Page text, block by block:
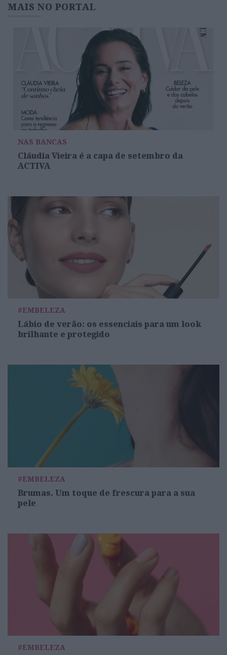
MAIS NO PORTAL
NAS BANCAS
Cláudia Vieira é a capa de setembro da
ACTIVA
#EMBELEZA
Lábio de verão: os essenciais para um look
brilhante e protegido
#EMBELEZA
Brumas. Um toque de frescura para a sua
pele
#EMBELEZA